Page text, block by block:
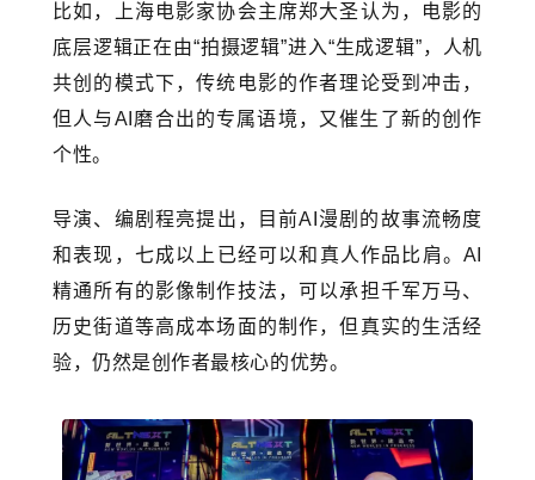
比如，上海电影家协会主席郑大圣认为，电影的
底层逻辑正在由“拍摄逻辑”进入“生成逻辑”，人机
共创的模式下，传统电影的作者理论受到冲击，
但人与AI磨合出的专属语境，又催生了新的创作
个性。
导演、编剧程亮提出，目前AI漫剧的故事流畅度
和表现，七成以上已经可以和真人作品比肩。AI
精通所有的影像制作技法，可以承担千军万马、
历史街道等高成本场面的制作，但真实的生活经
验，仍然是创作者最核心的优势。